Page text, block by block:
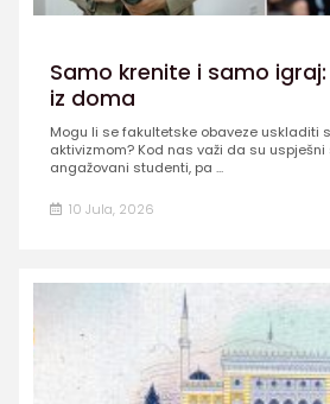
Samo krenite i samo
iz doma
Mogu li se fakultetske obaveze uskladiti
aktivizmom? Kod nas važi da su
angažovani studenti, pa ...
10 Jula, 2026